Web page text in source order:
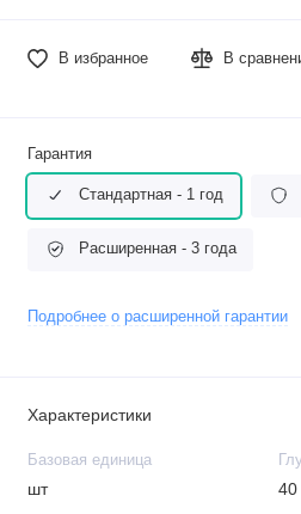
В избранное В
Гарантия
Стандартная - 1 год
Расширенная - 3 года
Подробнее о расширенной гарантии
Характеристики
Базовая единица
шт